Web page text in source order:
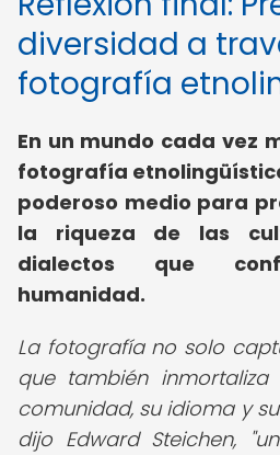
diversidad a
fotografía
En un mundo cada vez
fotografía
poderoso medio para
la riqueza de las
dialectos que
humanidad.
La fotografía no solo
que también
comunidad, su idioma y
dijo Edward Steichen,